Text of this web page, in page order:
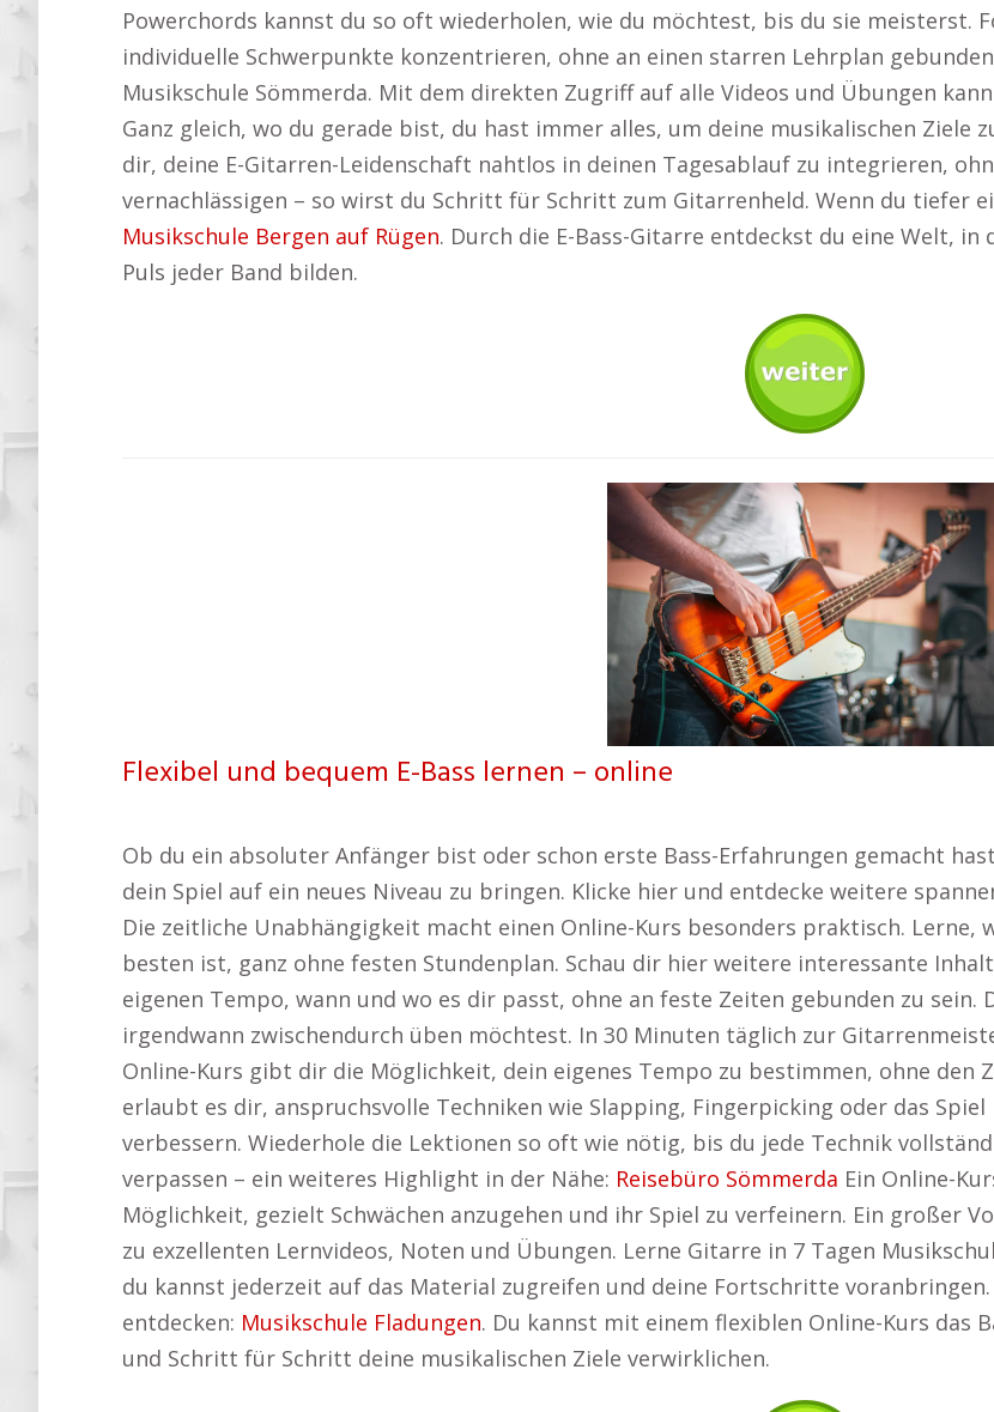
Powerchords kannst du so oft wiederholen, wie du möchtest, bis du sie meisterst.
individuelle Schwerpunkte konzentrieren, ohne an einen starren Lehrplan
Musikschule Sömmerda. Mit dem direkten Zugriff auf alle Videos und Übungen
Ganz gleich, wo du gerade bist, du hast immer alles, um deine musikalischen Ziele
dir, deine E-Gitarren-Leidenschaft nahtlos in deinen Tagesablauf zu integrieren,
vernachlässigen – so wirst du Schritt für Schritt zum Gitarrenheld. Wenn du tiefer
Musikschule Bergen auf Rügen. Durch die E-Bass-Gitarre entdeckst du eine Welt,
Puls jeder Band bilden.
Flexibel und bequem E-Bass lernen – online
Ob du ein absoluter Anfänger bist oder schon erste Bass-Erfahrungen gemacht
dein Spiel auf ein neues Niveau zu bringen. Klicke hier und entdecke weitere
Die zeitliche Unabhängigkeit macht einen Online-Kurs besonders praktisch.
besten ist, ganz ohne festen Stundenplan. Schau dir hier weitere interessante
eigenen Tempo, wann und wo es dir passt, ohne an feste Zeiten gebunden zu
irgendwann zwischendurch üben möchtest. In 30 Minuten täglich zur
Online-Kurs gibt dir die Möglichkeit, dein eigenes Tempo zu bestimmen, ohne den
erlaubt es dir, anspruchsvolle Techniken wie Slapping, Fingerpicking oder das
verbessern. Wiederhole die Lektionen so oft wie nötig, bis du jede Technik
verpassen – ein weiteres Highlight in der Nähe: Reisebüro Sömmerda Ein Online-
Möglichkeit, gezielt Schwächen anzugehen und ihr Spiel zu verfeinern. Ein großer
zu exzellenten Lernvideos, Noten und Übungen. Lerne Gitarre in 7 Tagen
du kannst jederzeit auf das Material zugreifen und deine Fortschritte
entdecken: Musikschule Fladungen. Du kannst mit einem flexiblen Online-Kurs das
und Schritt für Schritt deine musikalischen Ziele verwirklichen.